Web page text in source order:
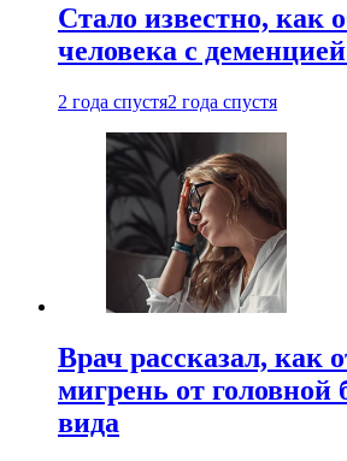
Стало известно, как
человека с
2 года спустя2 года спустя
Врач рассказал, как
мигрень от головной
вида